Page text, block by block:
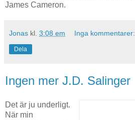
James Cameron.
Jonas kl. 3:08 em Inga kommentarer:
Dela
Ingen mer J.D. Salinger
Det är ju underligt.
När min